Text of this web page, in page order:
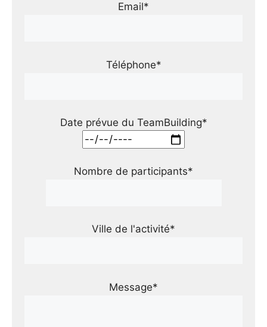
Email*
Téléphone*
Date prévue du TeamBuilding*
Nombre de participants*
Ville de l'activité*
Message*